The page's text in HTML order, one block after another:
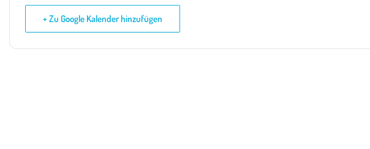
+ Zu Google Kalender hinzufügen